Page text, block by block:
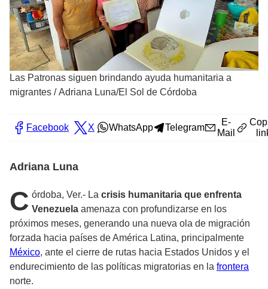
Las Patronas siguen brindando ayuda humanitaria a
migrantes /Adriana Luna/El Sol de Córdoba
Facebook X WhatsApp Telegram
E-
Mail
Adriana Luna
C órdoba, Ver.- La crisis humanitaria que enfrenta
Venezuela amenaza con profundizarse en los
próximos meses, generando una nueva ola de migración
forzada hacia países de América Latina, principalmente
México, ante el cierre de rutas hacia Estados Unidos y el
endurecimiento de las políticas migratorias en la frontera
norte.